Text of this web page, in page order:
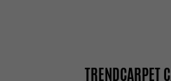
TRENDCARPET